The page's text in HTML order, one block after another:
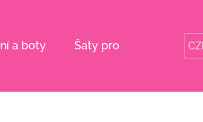
a boty Šaty pro svatební